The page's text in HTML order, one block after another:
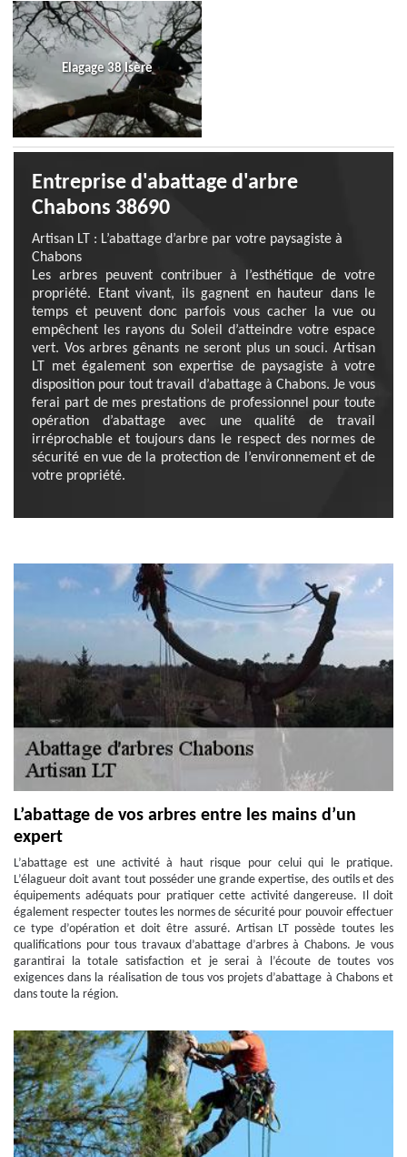
Elagage 38 Isère
Entreprise d'abattage d'arbre
Chabons 38690
Artisan LT : L’abattage d’arbre par votre paysagiste à
Chabons
Les arbres peuvent contribuer à l’esthétique de votre
propriété. Etant vivant, ils gagnent en hauteur dans le
temps et peuvent donc parfois vous cacher la vue ou
empêchent les rayons du Soleil d’atteindre votre espace
vert. Vos arbres gênants ne seront plus un souci. Artisan
LT met également son expertise de paysagiste à votre
disposition pour tout travail d’abattage à Chabons. Je vous
ferai part de mes prestations de professionnel pour toute
opération d’abattage avec une qualité de travail
irréprochable et toujours dans le respect des normes de
sécurité en vue de la protection de l’environnement et de
votre propriété.
L’abattage de vos arbres entre les mains d’un
expert
L’abattage est une activité à haut risque pour celui qui le pratique.
L’élagueur doit avant tout posséder une grande expertise, des outils et des
équipements adéquats pour pratiquer cette activité dangereuse. Il doit
également respecter toutes les normes de sécurité pour pouvoir effectuer
ce type d’opération et doit être assuré. Artisan LT possède toutes les
qualifications pour tous travaux d’abattage d’arbres à Chabons. Je vous
garantirai la totale satisfaction et je serai à l’écoute de toutes vos
exigences dans la réalisation de tous vos projets d’abattage à Chabons et
dans toute la région.